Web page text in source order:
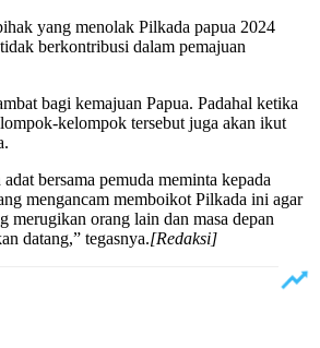
yang menolak Pilkada papua 2024
berkontribusi dalam pemajuan
bagi kemajuan Papua. Padahal ketika
kelompok tersebut juga akan ikut
bersama pemuda meminta kepada
mengancam memboikot Pilkada ini agar
merugikan orang lain dan masa depan
datang,” tegasnya.[Redaksi]